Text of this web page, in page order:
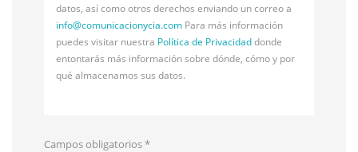
datos, así como otros derechos enviando un correo a
info@comunicacionycia.com Para más información
puedes visitar nuestra Política de Privacidaddonde
entontarás más información sobre dónde, cómo y por
qué almacenamos sus datos.
Campos obligatorios*